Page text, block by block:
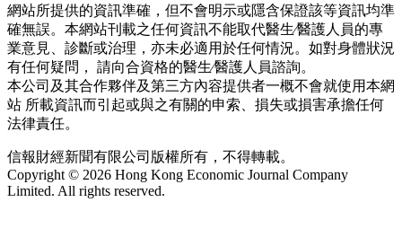
網站所提供的資訊準確，但不會明示或隱含保證該等資訊均準
確無誤。本網站刊載之任何資訊不能取代醫生∕醫護人員的專
業意見、診斷或治理，亦未必適用於任何情況。如對身體狀況
有任何疑問， 請向合資格的醫生∕醫護人員諮詢。
本公司及其合作夥伴及第三方內容提供者一概不會就使用本網
站 所載資訊而引起或與之有關的申索、損失或損害承擔任何
法律責任。
信報財經新聞有限公司版權所有，不得轉載。
Copyright © 2026 Hong Kong Economic Journal Company
Limited. All rights reserved.